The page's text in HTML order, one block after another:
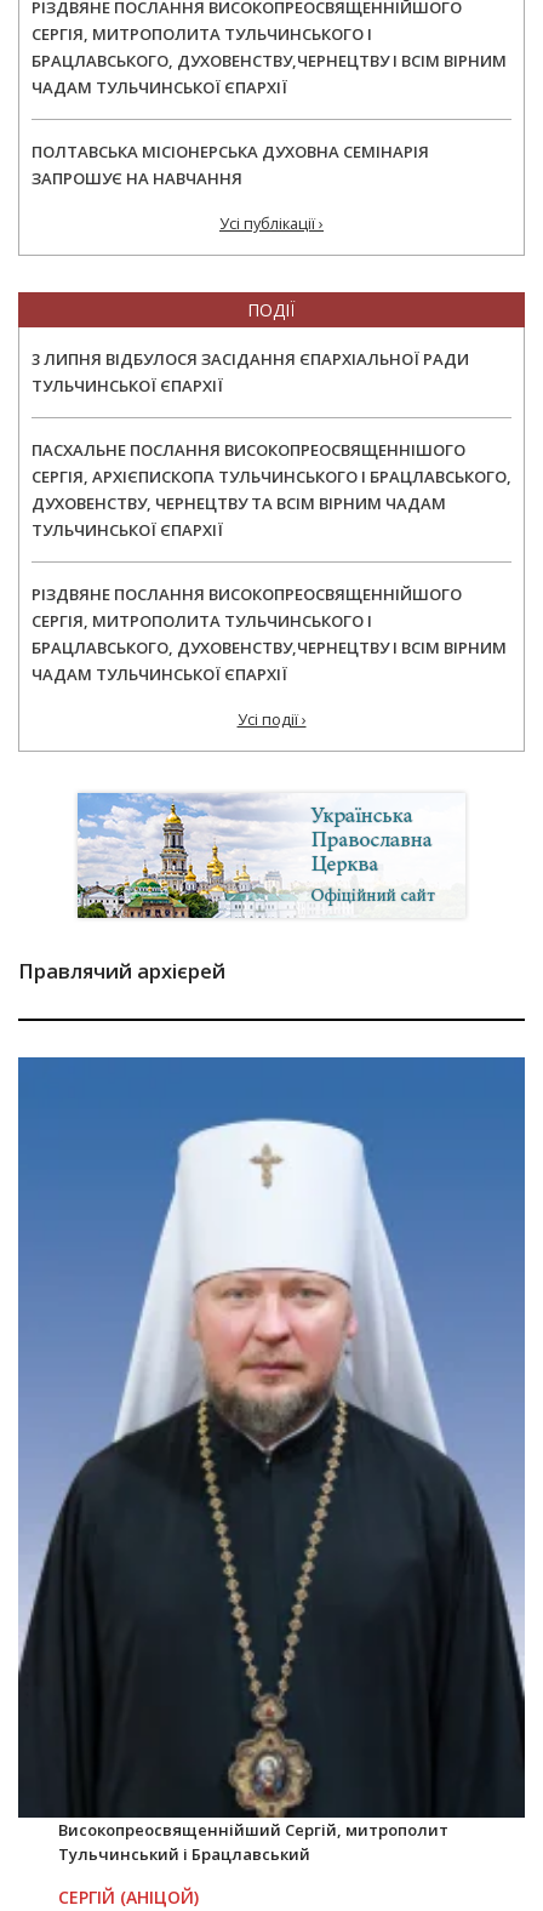
РІЗДВЯНЕ ПОСЛАННЯ ВИСОКОПРЕОСВЯЩЕННІЙШОГО
СЕРГІЯ, МИТРОПОЛИТА ТУЛЬЧИНСЬКОГО І
БРАЦЛАВСЬКОГО, ДУХОВЕНСТВУ,ЧЕРНЕЦТВУ І ВСІМ ВІРНИМ
ЧАДАМ ТУЛЬЧИНСЬКОЇ ЄПАРХІЇ
ПОЛТАВСЬКА МІСІОНЕРСЬКА ДУХОВНА СЕМІНАРІЯ
ЗАПРОШУЄ НА НАВЧАННЯ
Усі публікації ›
ПОДІЇ
3 ЛИПНЯ ВІДБУЛОСЯ ЗАСІДАННЯ ЄПАРХІАЛЬНОЇ РАДИ
ТУЛЬЧИНСЬКОЇ ЄПАРХІЇ
ПАСХАЛЬНЕ ПОСЛАННЯ ВИСОКОПРЕОСВЯЩЕННІШОГО
СЕРГІЯ, АРХІЄПИСКОПА ТУЛЬЧИНСЬКОГО І БРАЦЛАВСЬКОГО,
ДУХОВЕНСТВУ, ЧЕРНЕЦТВУ ТА ВСІМ ВІРНИМ ЧАДАМ
ТУЛЬЧИНСЬКОЇ ЄПАРХІЇ
РІЗДВЯНЕ ПОСЛАННЯ ВИСОКОПРЕОСВЯЩЕННІЙШОГО
СЕРГІЯ, МИТРОПОЛИТА ТУЛЬЧИНСЬКОГО І
БРАЦЛАВСЬКОГО, ДУХОВЕНСТВУ,ЧЕРНЕЦТВУ І ВСІМ ВІРНИМ
ЧАДАМ ТУЛЬЧИНСЬКОЇ ЄПАРХІЇ
Усі події ›
Правлячий архієрей
Високопреосвященнійший Сергій, митрополит
Тульчинський і Брацлавський
СЕРГІЙ (АНІЦОЙ)